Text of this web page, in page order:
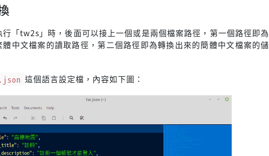
「tw2s」時，後面可以接上一個或是兩個檔案路徑，第一個路徑即為
體中文檔案的讀取路徑，第二個路徑即為轉換出來的簡體中文檔案的儲
這個語言設定檔，內容如下圖：